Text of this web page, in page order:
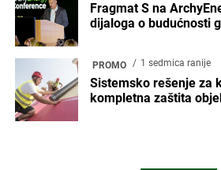
Fragmat S na
dijaloga o budućnosti
PROMO 1 sedmica ranije
Sistemsko rešenje za
kompletna zaštita